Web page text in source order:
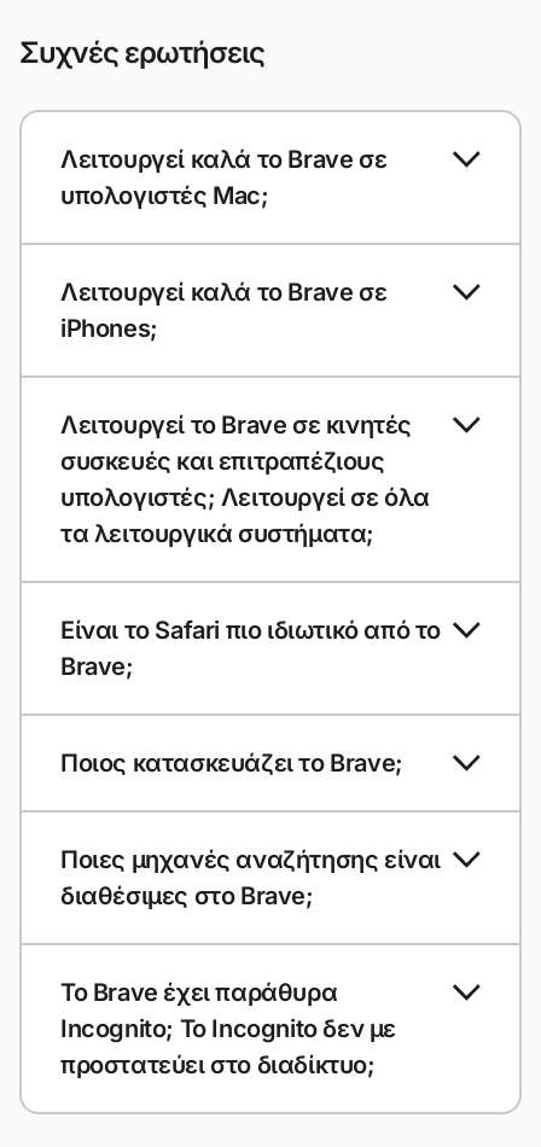
Συχνές ερωτήσεις
Λειτουργεί καλά το Brave σε
υπολογιστές Mac;
Λειτουργεί καλά το Brave σε
iPhones;
Λειτουργεί το Brave σε κινητές
συσκευές και επιτραπέζιους
υπολογιστές; Λειτουργεί σε όλα
τα λειτουργικά συστήματα;
Είναι το Safari πιο ιδιωτικό από το
Brave;
Ποιος κατασκευάζει το Brave;
Ποιες μηχανές αναζήτησης είναι
διαθέσιμες στο Brave;
Το Brave έχει παράθυρα
Incognito; Το Incognito δεν με
προστατεύει στο διαδίκτυο;